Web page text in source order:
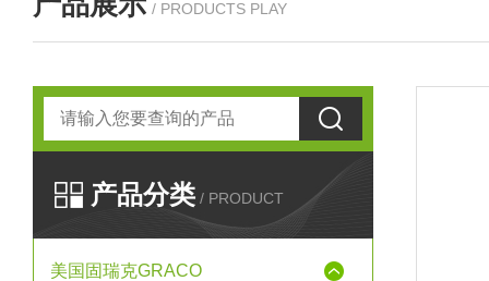
/ PRODUCTS PLAY
产品分类 / PRODUCT
美国固瑞克GRACO